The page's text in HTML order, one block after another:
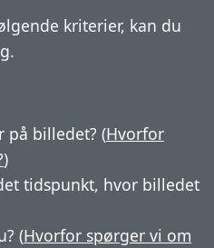
kriterier, kan du
på billedet? (Hvorfor
)
tidspunkt, hvor billedet
(Hvorfor spørger vi om